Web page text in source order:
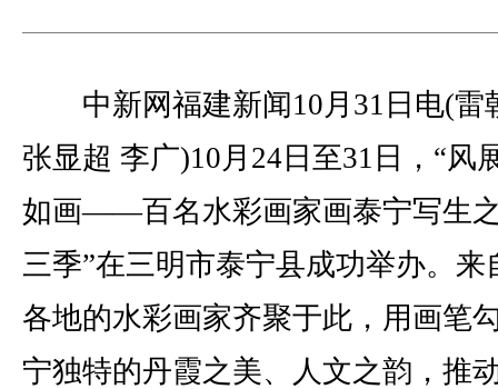
中新网福建新闻10月31日电(雷
张显超 李广)10月24日至31日，“风
如画——百名水彩画家画泰宁写生
三季”在三明市泰宁县成功举办。来
各地的水彩画家齐聚于此，用画笔
宁独特的丹霞之美、人文之韵，推